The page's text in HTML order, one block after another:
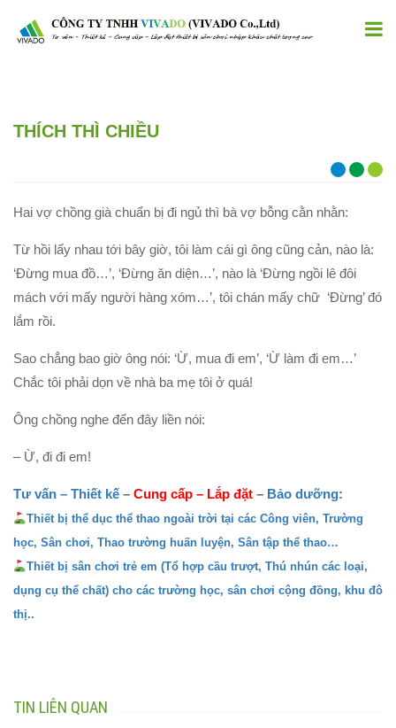
THÍCH THÌ CHIỀU
Hai vợ chồng già chuẩn bị đi ngủ thì bà vợ bỗng cằn nhằn:
Từ hồi lấy nhau tới bây giờ, tôi làm cái gì ông cũng cản, nào là:
‘Đừng mua đồ…’, ‘Đừng ăn diện…’, nào là ‘Đừng ngồi lê đôi
mách với mấy người hàng xóm…’, tôi chán mấy chữ ‘Đừng’ đó
lắm rồi.
Sao chẳng bao giờ ông nói: ‘Ừ, mua đi em’, ‘Ừ làm đi em…’
Chắc tôi phải dọn về nhà ba mẹ tôi ở quá!
Ông chồng nghe đến đây liền nói:
– Ừ, đi đi em!
Tư vấn – Thiết kế – Cung cấp – Lắp đặt – Bảo dưỡng:
Thiết bị thể dục thể thao ngoài trời tại các Công viên, Trường
học, Sân chơi, Thao trường huấn luyện, Sân tập thể thao…
Thiết bị sân chơi trẻ em (Tổ hợp cầu trượt, Thú nhún các loại,
dụng cụ thể chất) cho các trường học, sân chơi cộng đồng, khu đô
thị..
TIN LIÊN QUAN